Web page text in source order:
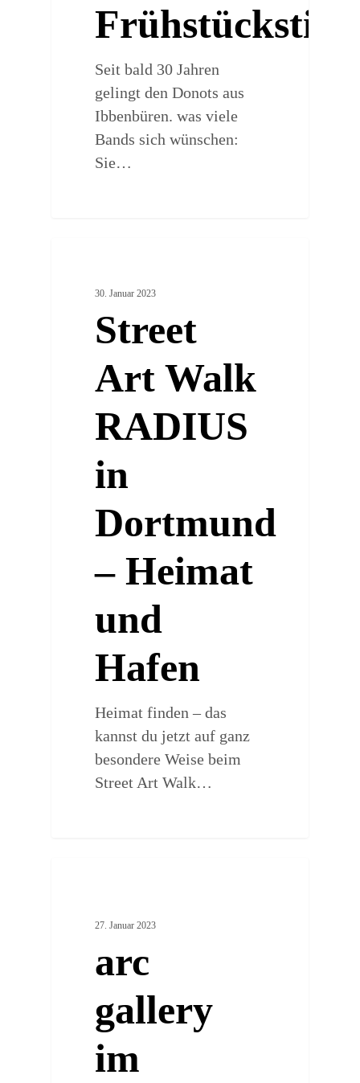
Seit bald 30 Jahren
gelingt den Donots aus
Ibbenbüren. was viele
Bands sich wünschen:
Sie…
30. Januar 2023
Street
Art Walk
RADIUS
in
Dortmund
– Heimat
und
Hafen
Heimat finden – das
kannst du jetzt auf ganz
besondere Weise beim
Street Art Walk…
27. Januar 2023
arc
gallery
im